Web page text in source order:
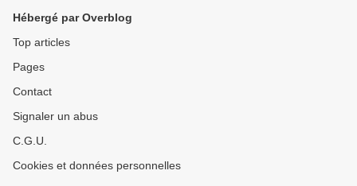
Hébergé par Overblog
Top articles
Pages
Contact
Signaler un abus
C.G.U.
Cookies et données personnelles